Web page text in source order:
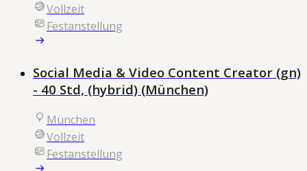
Vollzeit
Festanstellung
Social Media & Video Content Creator (gn)
- 40 Std, (hybrid) (München)
München
Vollzeit
Festanstellung